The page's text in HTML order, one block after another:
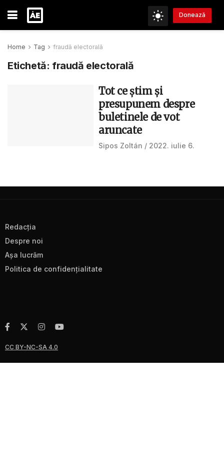
Donează
Home Tag fraudă electorală
Etichetă: fraudă electorală
Tot ce știm și
presupunem despre
buletinele de vot
aruncate
Sipos Zoltán 2022. iulie 6.
Redacţia
Despre noi
Aşa lucrăm
Politica de confidenţialitate
CC BY-NC-SA 4.0